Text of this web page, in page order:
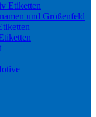
Etiketten
und Größenfeld